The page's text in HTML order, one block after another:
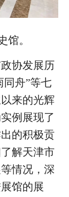
馆。
协发展历
同舟”等七
来的光辉
例展现了
的积极贡
解天津市
情况，深
馆的展